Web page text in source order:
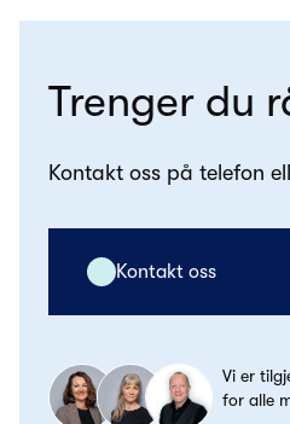
Trenger du
Kontakt oss på telefon
Kontakt oss
Vi er
for alle